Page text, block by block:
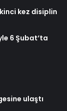
kez disiplin
6 Şubat’ta
ulaştı